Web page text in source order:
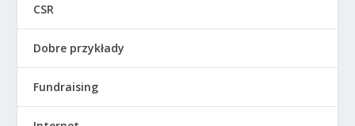
CSR
Dobre przykłady
Fundraising